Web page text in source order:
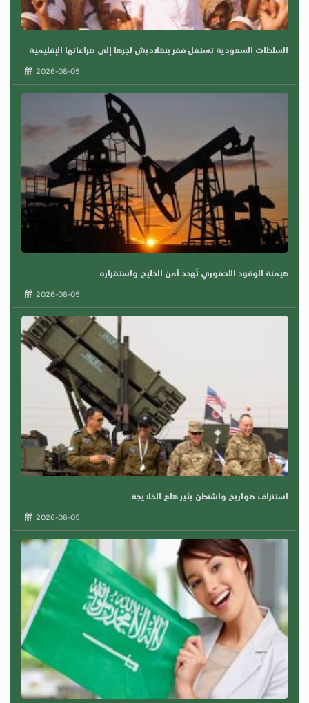
السلطات السعودية تستغل فقر بنغلاديش لجرها إلى صراعاتها الإقليمية
2026-08-05
هيمنة الوقود الأحفوري تُهدد أمن الخليج واستقراره
2026-08-05
استنزاف صواريخ واشنطن يثير هلع الخلايجة
2026-08-05